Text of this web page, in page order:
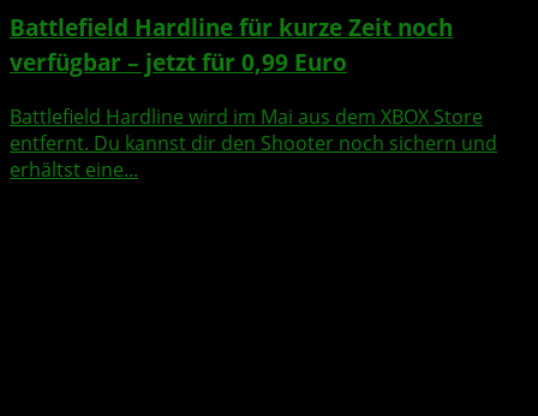
Battlefield Hardline für kurze Zeit noch
verfügbar – jetzt für 0,99 Euro
Battlefield Hardline wird im Mai aus dem XBOX Store
entfernt. Du kannst dir den Shooter noch sichern und
erhältst eine...